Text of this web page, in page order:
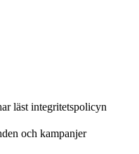
läst integritetspolicyn
och kampanjer